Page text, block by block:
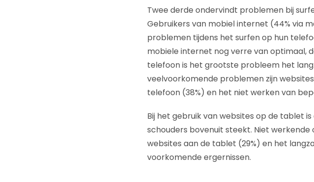
Twee derde ondervindt problemen bij
Gebruikers van mobiel internet (44% via
problemen tijdens het surfen op hun
mobiele internet nog verre van optimaal,
telefoon is het grootste probleem het
veelvoorkomende problemen zijn
telefoon (38%) en het niet werken van
Bij het gebruik van websites op de tablet
schouders bovenuit steekt. Niet
websites aan de tablet (29%) en het
voorkomende ergernissen.